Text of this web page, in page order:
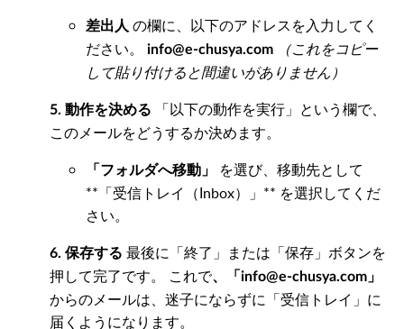
差出人 の欄に、以下のアドレスを入力してく
ださい。
info@e-chusya.com
（これをコピー
して貼り付けると間違いがありません）
5. 動作を決める
「以下の動作を実行」という欄で、
このメールをどうするか決めます。
「フォルダへ移動」
を選び、移動先として
**「受信トレイ（Inbox）」** を選択してくだ
さい。
6. 保存する 最後に「終了」または「保存」ボタンを
押して完了です。 これで、「info@e-chusya.com」
からのメールは、迷子にならずに「受信トレイ」に
届くようになります。